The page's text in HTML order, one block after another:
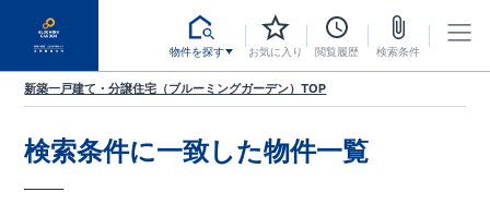
物件を探す お気に入り 閲覧履歴 検索条件
新築一戸建て・分譲住宅（ブルーミングガーデン）TOP
検索条件に一致した物件一覧